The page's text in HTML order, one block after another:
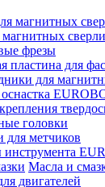
фрезы
пластина для
для
головки
для метчиков
Масла и
двигателей